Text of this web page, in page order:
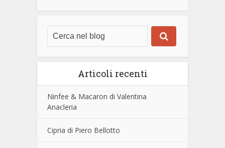
Articoli recenti
Ninfee & Macaron di Valentina
Anacleria
Cipria di Piero Bellotto